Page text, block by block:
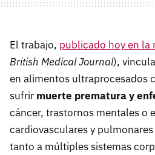
El trabajo, publicado hoy en la
British Medical Journal),
en alimentos ultraprocesados
sufrir muerte prematura y
cáncer, trastornos mentales o
cardiovasculares y
tanto a múltiples sistemas